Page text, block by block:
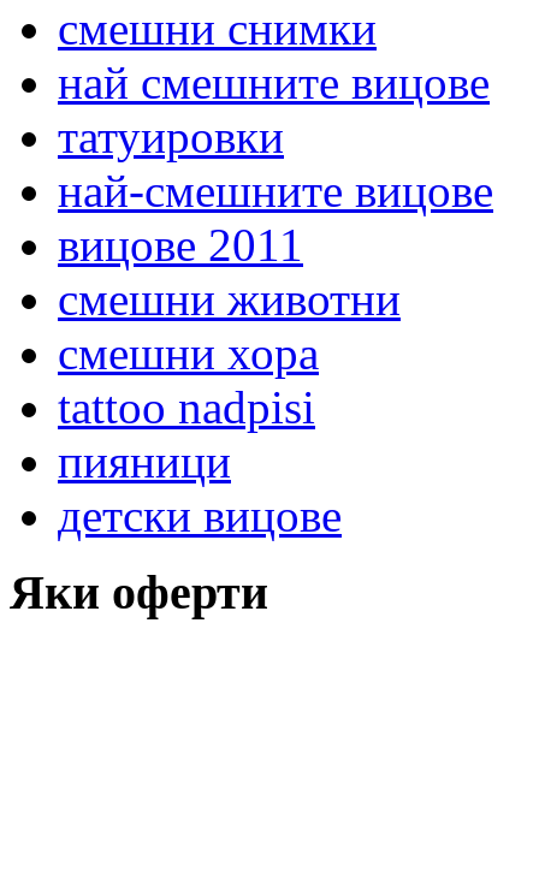
смешни снимки
най смешните вицове
татуировки
най-смешните вицове
вицове 2011
смешни животни
смешни хора
tattoo nadpisi
пияници
детски вицове
Яки оферти